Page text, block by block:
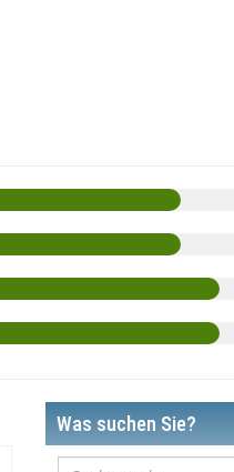
Was suchen Sie?